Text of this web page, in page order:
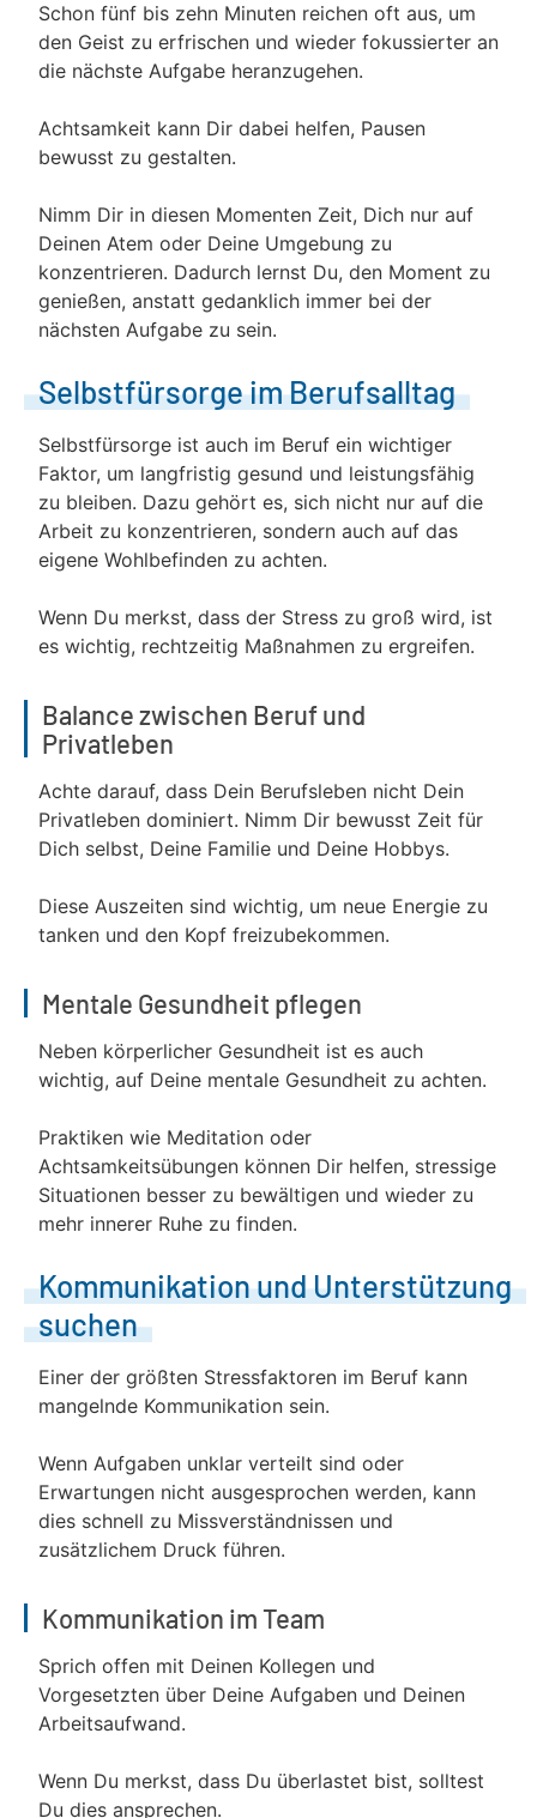
Schon fünf bis zehn Minuten reichen oft aus, um
den Geist zu erfrischen und wieder fokussierter an
die nächste Aufgabe heranzugehen.
Achtsamkeit kann Dir dabei helfen, Pausen
bewusst zu gestalten.
Nimm Dir in diesen Momenten Zeit, Dich nur auf
Deinen Atem oder Deine Umgebung zu
konzentrieren. Dadurch lernst Du, den Moment zu
genießen, anstatt gedanklich immer bei der
nächsten Aufgabe zu sein.
Selbstfürsorge im Berufsalltag
Selbstfürsorge ist auch im Beruf ein wichtiger
Faktor, um langfristig gesund und leistungsfähig
zu bleiben. Dazu gehört es, sich nicht nur auf die
Arbeit zu konzentrieren, sondern auch auf das
eigene Wohlbefinden zu achten.
Wenn Du merkst, dass der Stress zu groß wird, ist
es wichtig, rechtzeitig Maßnahmen zu ergreifen.
Balance zwischen Beruf und
Privatleben
Achte darauf, dass Dein Berufsleben nicht Dein
Privatleben dominiert. Nimm Dir bewusst Zeit für
Dich selbst, Deine Familie und Deine Hobbys.
Diese Auszeiten sind wichtig, um neue Energie zu
tanken und den Kopf freizubekommen.
Mentale Gesundheit pflegen
Neben körperlicher Gesundheit ist es auch
wichtig, auf Deine mentale Gesundheit zu achten.
Praktiken wie Meditation oder
Achtsamkeitsübungen können Dir helfen, stressige
Situationen besser zu bewältigen und wieder zu
mehr innerer Ruhe zu finden.
Kommunikation und Unterstützung
suchen
Einer der größten Stressfaktoren im Beruf kann
mangelnde Kommunikation sein.
Wenn Aufgaben unklar verteilt sind oder
Erwartungen nicht ausgesprochen werden, kann
dies schnell zu Missverständnissen und
zusätzlichem Druck führen.
Kommunikation im Team
Sprich offen mit Deinen Kollegen und
Vorgesetzten über Deine Aufgaben und Deinen
Arbeitsaufwand.
Wenn Du merkst, dass Du überlastet bist, solltest
Du dies ansprechen.